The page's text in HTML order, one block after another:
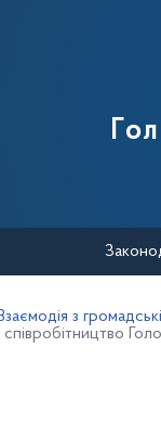
Взаємодія з